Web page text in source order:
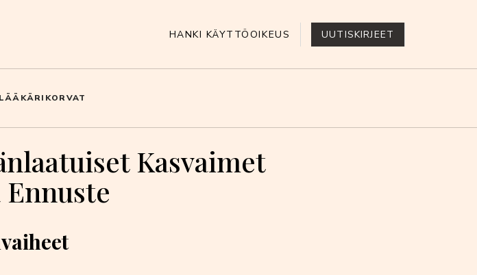
HANKI KÄYTTÖOIKEUS UUTISKIRJEET
LÄÄKÄRI KORVAT
Kasvaimet